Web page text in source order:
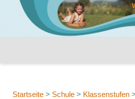
Startseite > Schule > Klassenstufen >